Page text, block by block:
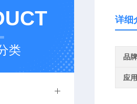
类
详细
品牌
应